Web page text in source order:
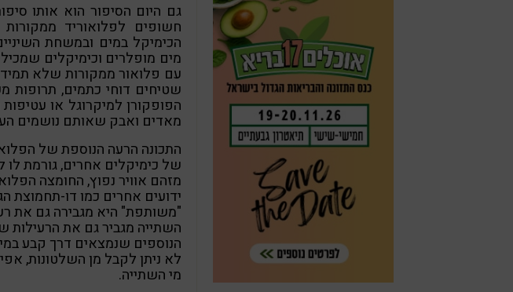
גם היום הסיפור הוא אותו
חשופים לפלואוריד
הכימיקל במים ובמשחת
מים מופלרים וכימיקלים
עם פלואור ממקורות שלא תמיד
שטיחים דוחי כתמים, תרופות
הפופקורן למיקרוגל או
מאדים ואבק שאותם נושמים
התכונה הרעה הנוספת של
של כימיקלים אחרים, גורמת
מזהם אוויר נפוץ, החומצה
ידועים אחרים כמו דו-תחמוצת
"משותפת" היא מגבירה גם את
השתייה מגביר גם את הרעילות
הנוספים שנמצאים דרך קבע
מי השתייה.